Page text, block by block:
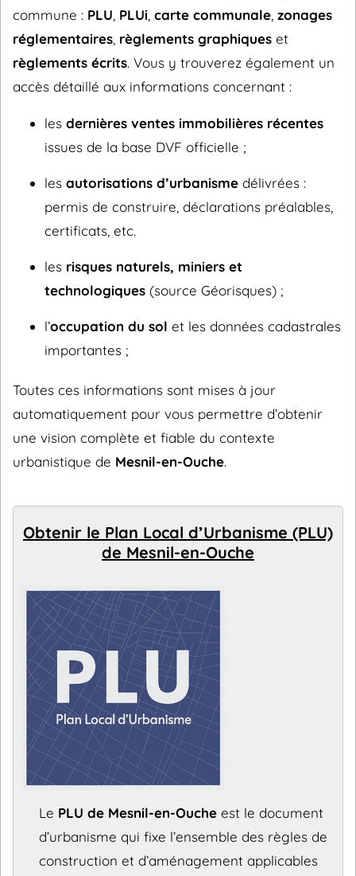
commune : PLU PLUi carte communale zonages
réglementaires règlements graphiques et
règlements écrits. Vous y trouverez également un
accès détaillé aux informations concernant :
les dernières ventes immobilières récentes
issues de la base DVF officielle ;
les autorisations d’urbanisme délivrées :
permis de construire, déclarations préalables,
certificats, etc.
les risques naturels, miniers et
technologiques (source Géorisques) ;
l’occupation du sol et les données cadastrales
importantes ;
Toutes ces informations sont mises à jour
automatiquement pour vous permettre d’obtenir
une vision complète et fiable du contexte
urbanistique de Mesnil-en-Ouche.
Obtenir le Plan Local d’Urbanisme (PLU)
de Mesnil-en-Ouche
Le PLU de Mesnil-en-Ouche est le document
d’urbanisme qui fixe l’ensemble des règles de
construction et d’aménagement applicables